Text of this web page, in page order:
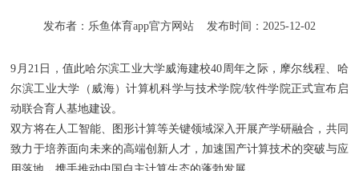
发布者：乐鱼体育app官方网站 发布时间：2025-12-02
9月21日，值此哈尔滨工业大学威海建校40周年之际，摩尔线程、哈
尔滨工业大学（威海）计算机科学与技术学院/软件学院正式宣布启
动联合育人基地建设。
双方将在人工智能、图形计算等关键领域深入开展产学研融合，共同
致力于培养面向未来的高端创新人才，加速国产计算技术的突破与应